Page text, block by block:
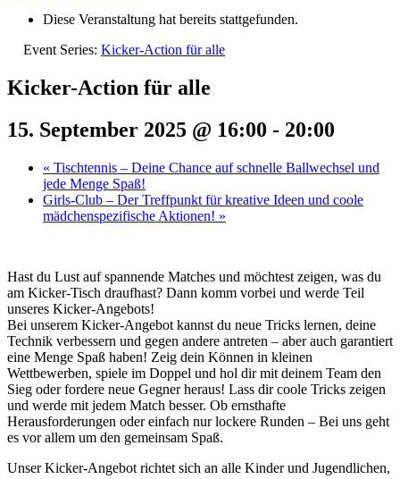
Diese Veranstaltung hat bereits stattgefunden.
Event Series: Kicker-Action für alle
Kicker-Action für alle
15. September 2025 @ 16:00 - 20:00
« Tischtennis – Deine Chance auf schnelle Ballwechsel und
jede Menge Spaß!
Girls-Club – Der Treffpunkt für kreative Ideen und coole
mädchenspezifische Aktionen! »
Hast du Lust auf spannende Matches und möchtest zeigen, was du
am Kicker-Tisch draufhast? Dann komm vorbei und werde Teil
unseres Kicker-Angebots!
Bei unserem Kicker-Angebot kannst du neue Tricks lernen, deine
Technik verbessern und gegen andere antreten – aber auch garantiert
eine Menge Spaß haben! Zeig dein Können in kleinen
Wettbewerben, spiele im Doppel und hol dir mit deinem Team den
Sieg oder fordere neue Gegner heraus! Lass dir coole Tricks zeigen
und werde mit jedem Match besser. Ob ernsthafte
Herausforderungen oder einfach nur lockere Runden – Bei uns geht
es vor allem um den gemeinsam Spaß.
Unser Kicker-Angebot richtet sich an alle Kinder und Jugendlichen,